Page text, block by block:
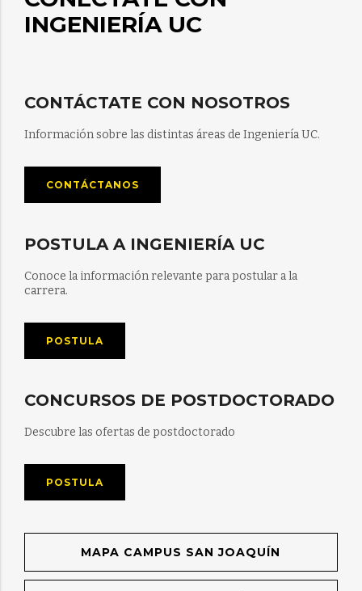
INGENIERÍA UC
CONTÁCTATE CON NOSOTROS
Información sobre las distintas áreas de Ingeniería UC.
CONTÁCTANOS
POSTULA A INGENIERÍA UC
Conoce la información relevante para postular a la
carrera.
POSTULA
CONCURSOS DE POSTDOCTORADO
Descubre las ofertas de postdoctorado
POSTULA
MAPA CAMPUS SAN JOAQUÍN